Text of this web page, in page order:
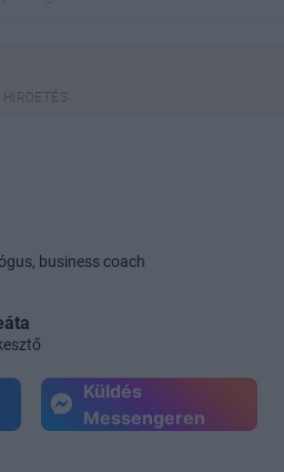
business coach
Küldés
Messengeren